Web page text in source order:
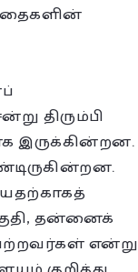
திரும்பி
இருக்கின்றன.
தன்னைக்
என்று